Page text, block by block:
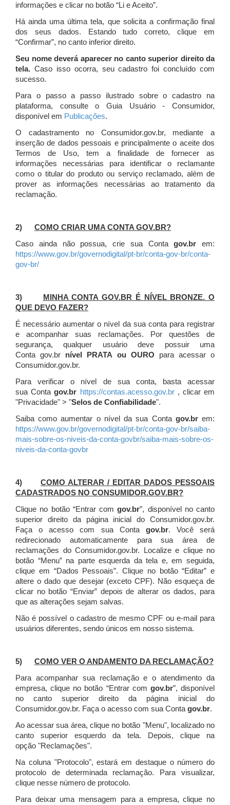
informações e clicar no botão “Li e Aceito”.
Há ainda uma última tela, que solicita a confirmação final
dos seus dados. Estando tudo correto, clique em
“Confirmar”, no canto inferior direito.
Seu nome deverá aparecer no canto superior direito da
tela. Caso isso ocorra, seu cadastro foi concluído com
sucesso.
Para o passo a passo ilustrado sobre o cadastro na
plataforma, consulte o Guia Usuário - Consumidor,
disponível em Publicações.
O cadastramento no Consumidor.gov.br, mediante a
inserção de dados pessoais e principalmente o aceite dos
Termos de Uso, tem a finalidade de fornecer as
informações necessárias para identificar o reclamante
como o titular do produto ou serviço reclamado, além de
prover as informações necessárias ao tratamento da
reclamação.
2) COMO CRIAR UMA CONTA GOV.BR?
Caso ainda não possua, crie sua Contagov.br em:
https://www.gov.br/governodigital/pt-br/conta-gov-br/conta-
gov-br/
3)
MINHA CONTA GOV.BR É NÍVEL BRONZE. O
QUE DEVO FAZER?
É necessário aumentar o nível da sua conta para registrar
e acompanhar suas reclamações. Por questões de
segurança, qualquer usuário deve possuir uma
Conta gov.br nível PRATA ou OURO para acessar o
Consumidor.gov.br.
Para verificar o nível de sua conta, basta acessar
sua Contagov.br https://contas.acesso.gov.br, clicar em
"Privacidade" > "Selos de Confiabilidade".
Saiba como aumentar o nível da sua Conta gov.brem:
https://www.gov.br/governodigital/pt-br/conta-gov-br/saiba-
mais-sobre-os-niveis-da-conta-govbr/saiba-mais-sobre-os-
niveis-da-conta-govbr
4) COMO ALTERAR / EDITAR DADOS PESSOAIS
CADASTRADOS NO CONSUMIDOR.GOV.BR?
Clique no botão “Entrar comgov.br”, disponível no canto
superior direito da página inicial do Consumidor.gov.br.
Faça o acesso com sua Conta gov.br. Você será
redirecionado automaticamente para sua área de
reclamações do Consumidor.gov.br.
Localize e clique no
botão “Menu” na parte esquerda da tela e, em seguida,
clique em “Dados Pessoais”. Clique no botão “Editar” e
altere o dado que desejar (exceto CPF). Não esqueça de
clicar no botão “Enviar” depois de alterar os dados, para
que as alterações sejam salvas.
Não é possível o cadastro de mesmo CPF ou e-mail para
usuários diferentes, sendo únicos em nosso sistema.
5) COMO VER O ANDAMENTO DA RECLAMAÇÃO?
Para acompanhar sua reclamação e o atendimento da
empresa, clique no botão “Entrar com gov.br”, disponível
no canto superior direito da página inicial do
Consumidor.gov.br. Faça o acesso com sua Contagov.br.
Ao acessar sua área, clique no botão "Menu", localizado no
canto superior esquerdo da tela. Depois, clique na
opção "Reclamações".
Na coluna "Protocolo", estará em destaque o número do
protocolo de determinada reclamação. Para visualizar,
clique nesse número de protocolo.
Para deixar uma mensagem para a empresa, clique no